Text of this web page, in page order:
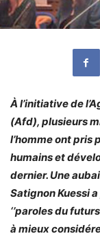
À l’initiative de
(Afd), plusieurs
l’homme ont pris
humains et
dernier. Une
Satignon Kuessi
‘’paroles du
à mieux